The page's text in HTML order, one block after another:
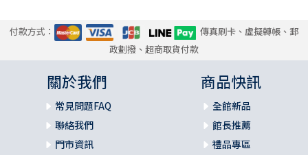
付款方式：
傳真刷卡、虛擬轉帳、郵
政劃撥、超商取貨付款
關於我們
常見問題FAQ
聯絡我們
門市資訊
商品快訊
全館新品
館長推薦
禮品專區